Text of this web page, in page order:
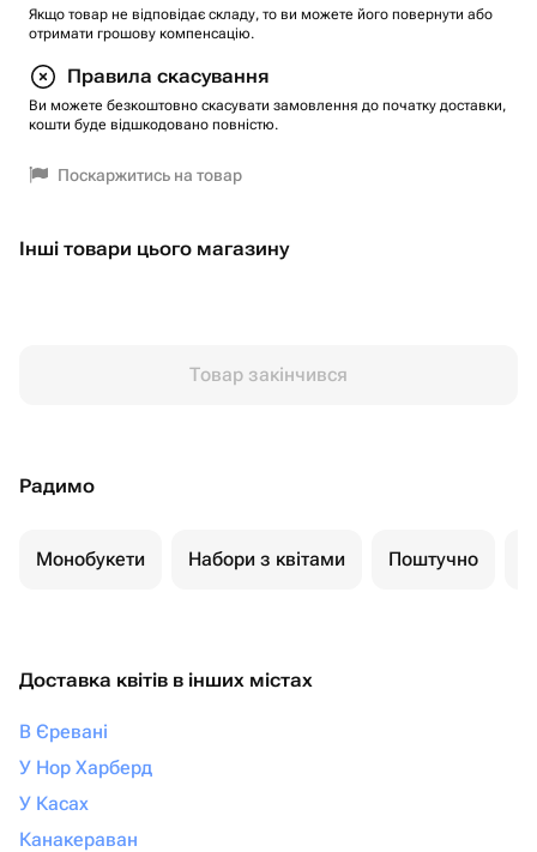
Якщо товар не відповідає складу, то ви можете його повернути або
отримати грошову компенсацію.
Правила скасування
Ви можете безкоштовно скасувати замовлення до початку доставки,
кошти буде відшкодовано повністю.
Поскаржитись на товар
Інші товари цього магазину
Товар закінчився
Радимо
Монобукети Набори з квітами Поштучно
Доставка квітів в інших містах
В Єревані
У Нор Харберд
У Касах
Канакераван